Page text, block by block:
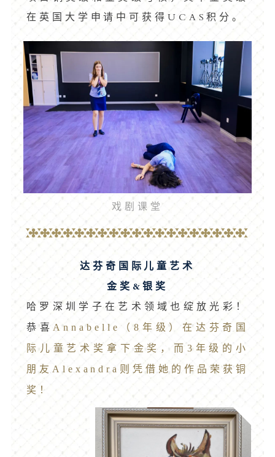
在英国大学申请中可获得UCAS积分。
戏剧课堂
达芬奇国际儿童艺术
金奖&银奖
哈罗深圳学子在艺术领域也绽放光彩！
恭喜Annabelle（8年级）在达芬奇国
际儿童艺术奖拿下金奖，而3年级的小
朋友Alexandra则凭借她的作品荣获铜
奖！